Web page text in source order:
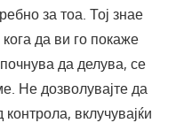
за тоа. Тој знае
да ви го покаже
да делува, се
Не дозволувајте да
вклучувајќи